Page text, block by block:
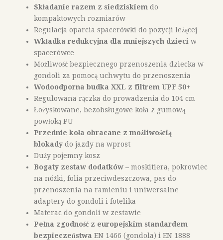
Składanie razem z siedziskiem do
kompaktowych rozmiarów
Regulacja oparcia spacerówki do pozycji leżącej
Wkładka redukcyjna dla mniejszych dzieci w
spacerówce
Możliwość bezpiecznego przenoszenia dziecka w
gondoli za pomocą uchwytu do przenoszenia
Wodoodporna budka XXL z filtrem UPF 50+
Regulowana rączka do prowadzenia do 104 cm
Łożyskowane, bezobsługowe koła z gumową
powłoką PU
Przednie koła obracane z możliwością
blokady do jazdy na wprost
Duży pojemny kosz
Bogaty zestaw dodatków – moskitiera, pokrowiec
na nóżki, folia przeciwdeszczowa, pas do
przenoszenia na ramieniu i uniwersalne
adaptery do gondoli i fotelika
Materac do gondoli w zestawie
Pełna zgodność z europejskim standardem
bezpieczeństwa EN 1466 (gondola) i EN 1888